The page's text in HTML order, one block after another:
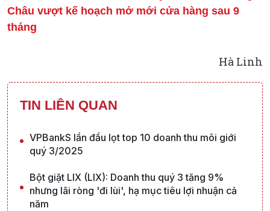
Châu vượt kế hoạch mở mới cửa hàng sau 9
tháng
Hà Linh
TIN LIÊN QUAN
VPBankS lần đầu lọt top 10 doanh thu môi giới
quý 3/2025
Bột giặt LIX (LIX): Doanh thu quý 3 tăng 9%
nhưng lãi ròng 'đi lùi', hạ mục tiêu lợi nhuận cả
năm